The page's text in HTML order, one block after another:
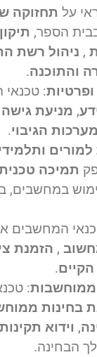
על תחזוקה
הספר,
, ניהול רשת
והתוכנה.
:
, מניעת
הגיבוי.
תמיכה
במחשבים,
המחשבים
, הזמנת
הקיים.
ממוחשבות:
בחינות
, וידוא
הבחינה.